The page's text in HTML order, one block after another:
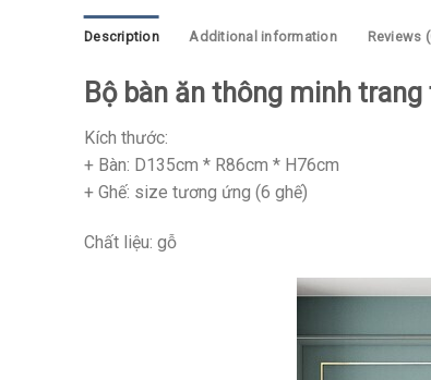
Description Additional information Reviews
Bộ bàn ăn thông minh
Kích thước:
+ Bàn: D135cm * R86cm * H76cm
+ Ghế: size tương ứng (6 ghế)
Chất liệu: gỗ